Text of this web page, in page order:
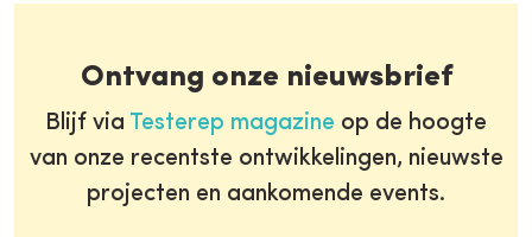
Ontvang onze nieuwsbrief
Blijf via Testerep magazine op de hoogte
van onze recentste ontwikkelingen, nieuwste
projecten en aankomende events.